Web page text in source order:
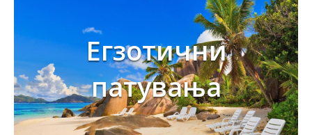
Егзотични
патувања